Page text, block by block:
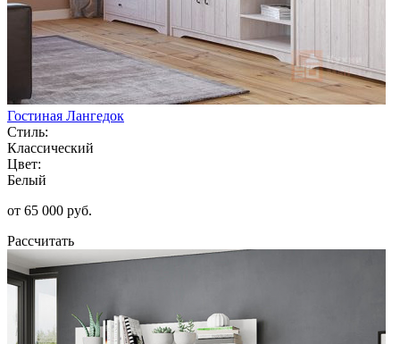
Гостиная Лангедок
Стиль:
Классический
Цвет:
Белый
от 65 000 руб.
Рассчитать